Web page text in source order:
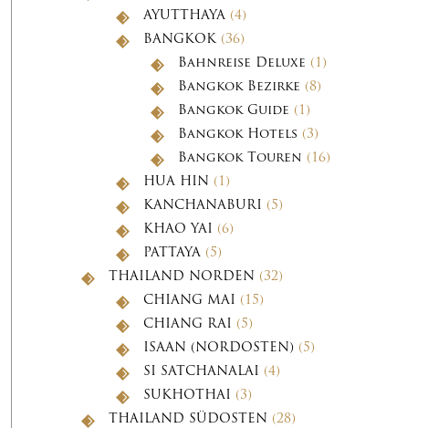
AYUTTHAYA (4)
BANGKOK(36)
Bahnreise Deluxe (1)
Bangkok Bezirke (8)
Bangkok Guide (1)
Bangkok Hotels (3)
Bangkok Touren (16)
HUA HIN (1)
KANCHANABURI (5)
KHAO YAI (6)
PATTAYA (5)
THAILAND NORDEN (32)
CHIANG MAI (15)
CHIANG RAI (5)
ISAAN (NORDOSTEN) (5)
SI SATCHANALAI (4)
SUKHOTHAI (3)
THAILAND SÜDOSTEN (28)